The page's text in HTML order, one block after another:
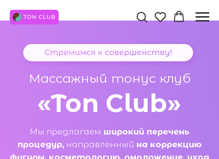
Мы предлагаем широкий перечень
процедур,направленный на коррекцию
фигуры, косметологию, омоложение, уход
Массажный тонус клуб
«Ton Club»